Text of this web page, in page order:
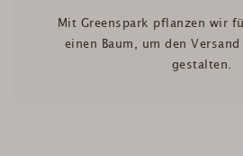
Mit Greenspark pflanzen wir
einen Baum, um den
gestalten.